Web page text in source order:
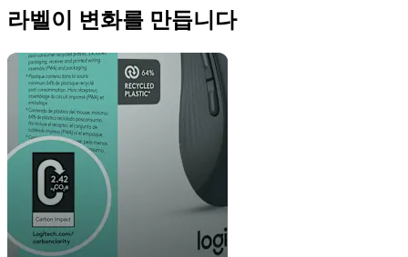
라벨이 변화를 만듭니다